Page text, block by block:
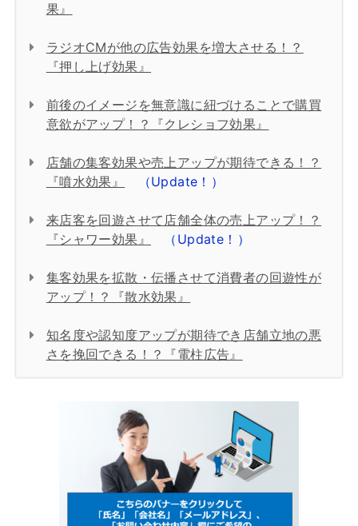
果』
ラジオCMが他の広告効果を増大させる！？
『押し上げ効果』
前後のイメージを無意識に紐づけることで購買
意欲がアップ！？『クレショフ効果』
店舗の集客効果や売上アップが期待できる！？
『噴水効果』
（Update！）
来店客を回遊させて店舗全体の売上アップ！？
『シャワー効果』
（Update！）
集客効果を拡散・伝播させて消費者の回遊性が
アップ！？『散水効果』
知名度や認知度アップが期待でき店舗立地の悪
さを挽回できる！？『電柱広告』